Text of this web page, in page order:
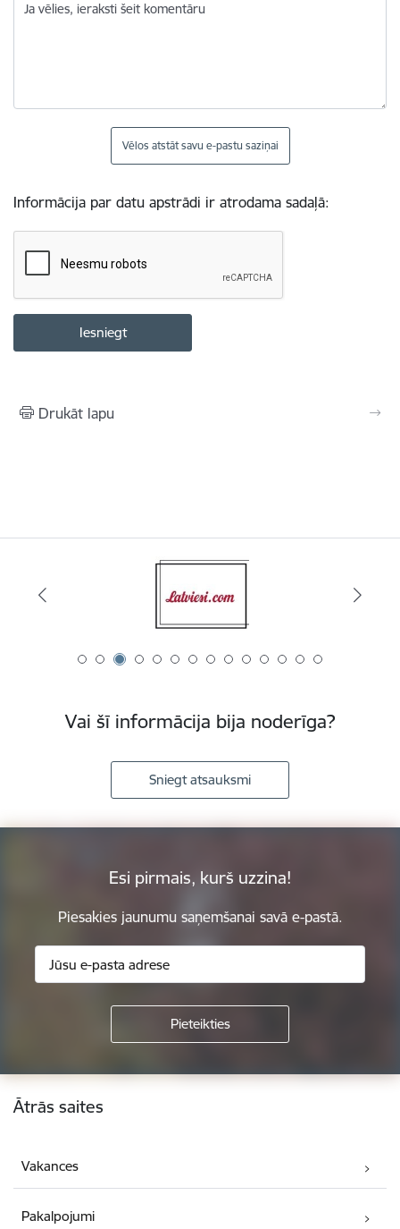
Ja vēlies, ieraksti šeit komentāru
Vēlos atstāt savu e-pastu saziņai
Informācija par datu apstrādi ir atrodama sadaļā:
Drukāt lapu
Vai šī informācija bija noderīga?
Sniegt atsauksmi
Esi pirmais, kurš uzzina!
Piesakies jaunumu saņemšanai savā e-pastā.
Kājene
Ātrās saites
Vakances
Pakalpojumi